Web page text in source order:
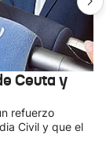
Ceuta y
refuerzo
Civil y que el